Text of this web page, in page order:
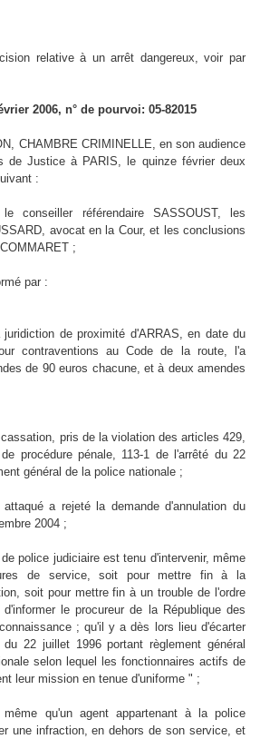
relative à un arrêt dangereux, voir par
2006, n° de pourvoi: 05-82015
CHAMBRE CRIMINELLE, en son audience
de Justice à PARIS, le quinze février deux
:
conseiller référendaire SASSOUST, les
avocat en la Cour, et les conclusions
;
par :
de proximité d'ARRAS, en date du
contraventions au Code de la route, l'a
de 90 euros chacune, et à deux amendes
pris de la violation des articles 429,
procédure pénale, 113-1 de l'arrêté du 22
général de la police nationale ;
a rejeté la demande d'annulation du
2004 ;
police judiciaire est tenu d'intervenir, même
de service, soit pour mettre fin à la
soit pour mettre fin à un trouble de l'ordre
le procureur de la République des
; qu'il y a dès lors lieu d'écarter
du 22 juillet 1996 portant règlement général
selon lequel les fonctionnaires actifs de
leur mission en tenue d'uniforme " ;
qu'un agent appartenant à la police
une infraction, en dehors de son service, et